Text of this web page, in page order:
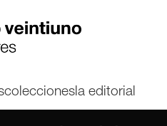
colecciones la editorial